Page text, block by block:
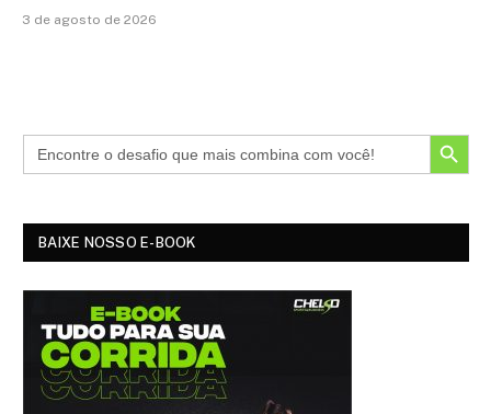
3 de agosto de 2026
SEARCH BUTTON
BAIXE NOSSO E-BOOK